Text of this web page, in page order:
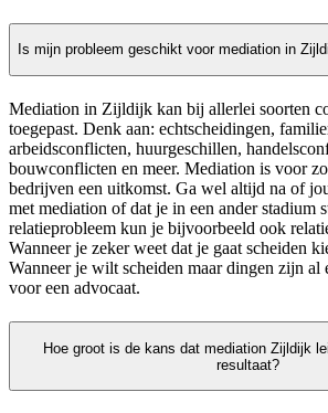
Is mijn probleem geschikt voor mediation in
Mediation in Zijldijk kan bij allerlei soorten
toegepast. Denk aan: echtscheidingen,
arbeidsconflicten, huurgeschillen,
bouwconflicten en meer. Mediation is voor
bedrijven een uitkomst. Ga wel altijd na of
met mediation of dat je in een ander stadium
relatieprobleem kun je bijvoorbeeld ook
Wanneer je zeker weet dat je gaat scheiden
Wanneer je wilt scheiden maar dingen zijn al
voor een advocaat.
Hoe groot is de kans dat mediation Zijldijk
resultaat?